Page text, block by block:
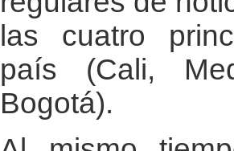
las cuatro
país (Cali,
Bogotá).